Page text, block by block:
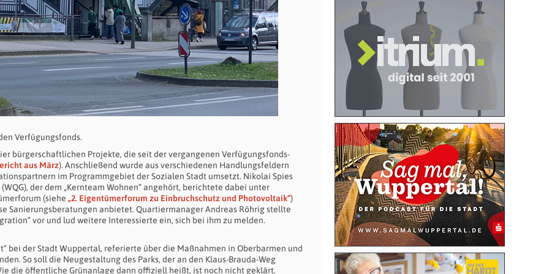
Verfügungsfonds.
bürgerschaftlichen Projekte, die seit der vergangenen Verfügungsfonds-
aus März). Anschließend wurde aus verschiedenen Handlungsfeldern
im Programmgebiet der Sozialen Stadt umsetzt. Nikolai Spies
der dem „Kernteam Wohnen“ angehört, berichtete dabei unter
(siehe „2. Eigentümerforum zu Einbruchschutz und Photovoltaik“)
Sanierungsberatungen anbietet. Quartiermanager Andreas Röhrig stellte
vor und lud weitere Interessierte ein, sich bei ihm zu melden.
bei der Stadt Wuppertal, referierte über die Maßnahmen in Oberbarmen und
So soll die Neugestaltung des Parks, der an den Klaus-Brauda-Weg
die öffentliche Grünanlage dann offiziell heißt, ist noch nicht geklärt.